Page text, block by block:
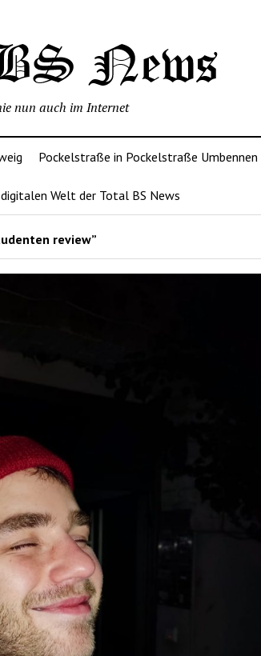
nun auch im Internet
Pockelstraße in Pockelstraße Umbennen
Welt der Total BS News
review”